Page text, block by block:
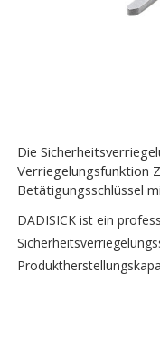
Die
Verriegelungsfunktion
Betätigungsschlüssel
DADISICK ist ein